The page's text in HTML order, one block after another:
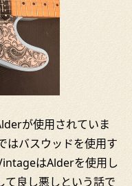
が使用されていま
はバスウッドを使用す
はAlderを使用し
て良し悪しという話で